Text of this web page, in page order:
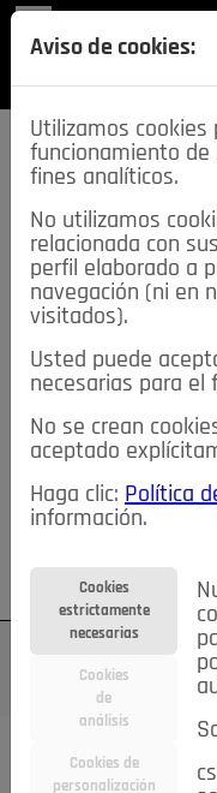
SECCIONES
≡NOTICIAS
NOTICIAS
TABLÓN DE ANUNCIOS
NOSOTROS
Su cuenta
ENERO DE 2024 /
Aviso de cookies:
Utilizamos cookies
funcionamiento de
fines analíticos.
No utilizamos
relacionada con
perfil elaborado a
navegación (ni en
visitados).
Usted puede
necesarias para el
No se crean
aceptado
Haga clic: Política
información.
Cookies
estrictamente
necesarias
Cookies
de
análisis
Cookies de
personalización